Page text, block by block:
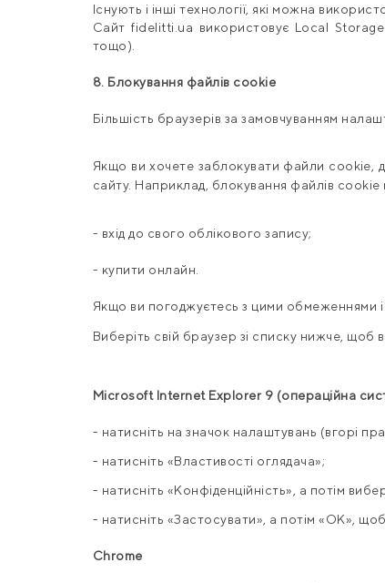
Існують і інші технології, які можна
Сайтfidelitti ua використовує Local
тощо).
8. Блокування файлів cookie
Більшість браузерів за замовчуванням
Якщо ви хочете заблокувати файли cookie,
сайту. Наприклад, блокування файлів cookie
- вхід до свого облікового запису;
- купити онлайн.
Якщо ви погоджуєтесь з цими обмеженнями
Виберіть свій браузер зі списку нижче, щоб
Microsoft Internet Explorer 9 (операційна
- натисніть на значок налаштувань (вгорі
- натисніть «Властивості оглядача»;
- натисніть «Конфіденційність», а потім
- натисніть «Застосувати», а потім «OK»,
Chrome